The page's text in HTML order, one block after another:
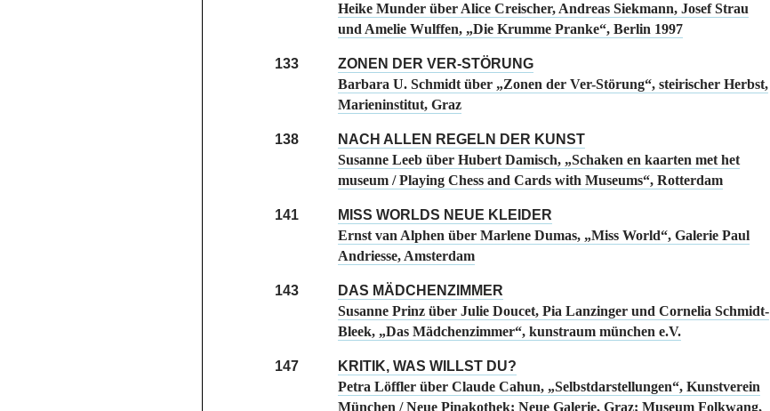
Heike Munder über Alice Creischer, Andreas Siekmann, Josef Strau
und Amelie Wulffen, „Die Krumme Pranke“, Berlin 1997
133
ZONEN DER VER-STÖRUNG
Barbara U. Schmidt über „Zonen der Ver-Störung“, steirischer Herbst,
Marieninstitut, Graz
138
NACH ALLEN REGELN DER KUNST
Susanne Leeb über Hubert Damisch, „Schaken en kaarten met het
museum / Playing Chess and Cards with Museums“, Rotterdam
141
MISS WORLDS NEUE KLEIDER
Ernst van Alphen über Marlene Dumas, „Miss World“, Galerie Paul
Andriesse, Amsterdam
143
DAS MÄDCHENZIMMER
Susanne Prinz über Julie Doucet, Pia Lanzinger und Cornelia Schmidt-
Bleek, „Das Mädchenzimmer“, kunstraum münchen e.V.
147
KRITIK, WAS WILLST DU?
Petra Löffler über Claude Cahun, „Selbstdarstellungen“, Kunstverein
München / Neue Pinakothek; Neue Galerie, Graz; Museum Folkwang,